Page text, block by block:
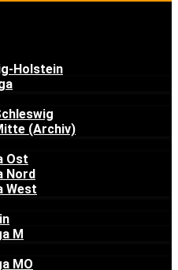
Holstein
(Archiv)
Ost
Nord
West
M
MO